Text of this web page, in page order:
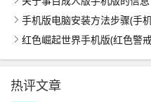
手机版电脑安装方法步骤(手
红色崛起世界手机版(红色警
热评文章